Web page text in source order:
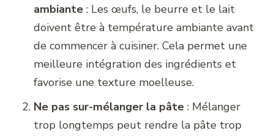
ambiante : Les œufs, le beurre et le lait
doivent être à température ambiante avant
de commencer à cuisiner. Cela permet une
meilleure intégration des ingrédients et
favorise une texture moelleuse.
Ne pas sur-mélanger la pâte : Mélanger
trop longtemps peut rendre la pâte trop